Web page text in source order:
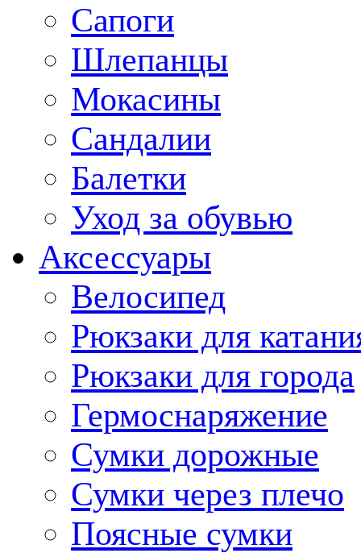
Сапоги
Шлепанцы
Мокасины
Сандалии
Балетки
Уход за обувью
Аксессуары
Велосипед
Рюкзаки для
Рюкзаки для города
Гермоснаряжение
Сумки дорожные
Сумки через плечо
Поясные сумки